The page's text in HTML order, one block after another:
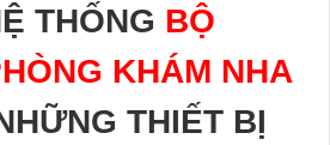
THỐNG BỘ
KHÁM NHA
THIẾT BỊ